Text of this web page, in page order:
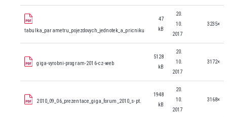
tabulka_parametru_pojezdovych_jednotek_a_pricniku
47
kB
20.
10.
2017
3235×
giga-vyrobni-program-2016-cz-web
5128
kB
20.
10.
2017
3172×
2010_09_06_prezentace_giga_forum_2010_s-pt.
1948
kB
20.
10.
2017
3168×